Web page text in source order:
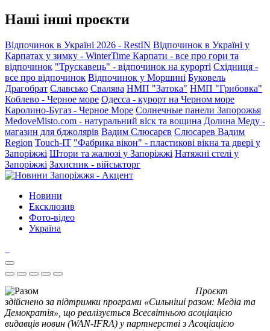
Наші інші проєкти
Відпочинок в Україні 2026 - RestIN Відпочинок в Україні у
Карпатах у зимку - WinterTime Карпати - все про гори та
відпочинок "Трускавець" - відпочинок на курорті Східниця -
все про відпочинок Відпочинок у Моршині Буковель
Драгобрат Славсько Свалява НМП "Затока" НМП "Грибовка"
Коблево - Черное море Одесса - курорт на Черном море
Каролино-Бугаз - Черное Море Солнечные панели Запорожья
MedoveMisto.com - натуральний віск та вощина Долина Меду -
магазин для бджолярів Вадим Слюсарєв Слюсарев Вадим
Region Touch-IT "Фабрика вікон" - пластикові вікна та двері у
Запоріжжі Штори та жалюзі у Запоріжжі Натяжні стелі у
Запоріжжі Захисник - військторг
Новини
Ексклюзив
Фото-відео
Україна
Проєкт
здійснено за підтримки програми «Сильніші разом: Медіа та
Демократія», що реалізується Всесвітньою асоціацією
видавців новин (WAN-IFRA) у партнерстві з Асоціацією